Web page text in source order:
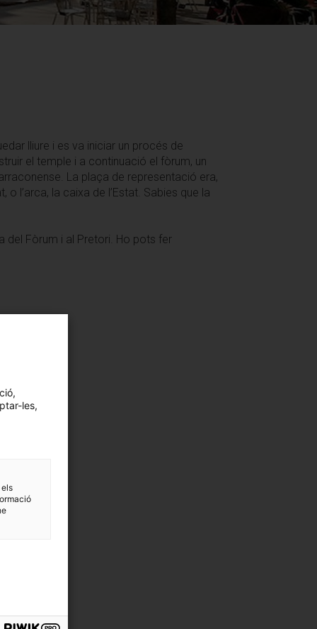
lliure i es va iniciar un procés de
el temple i a continuació el fòrum, un
La plaça de representació era,
l’arca, la caixa de l’Estat. Sabies que la
del Fòrum i al Pretori. Ho pots fer
les,